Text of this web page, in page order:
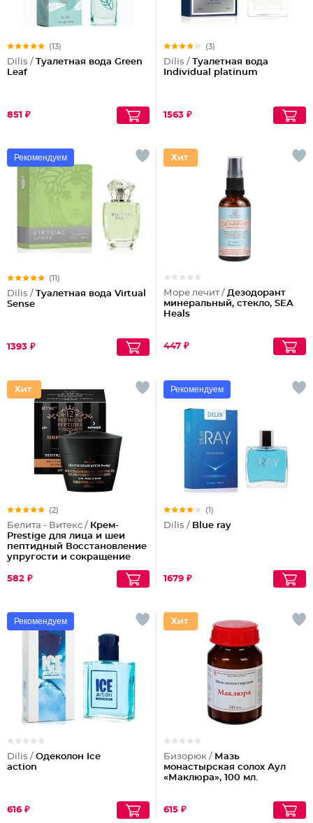
(13)
Dilis / Туалетная вода Green
Leaf
851 ₽
(3)
Dilis / Туалетная вода
Individual platinum
1563 ₽
Рекомендуем
(11)
Dilis / Туалетная вода Virtual
Sense
1393 ₽
Море лечит / Дезодорант
минеральный, стекло, SEA
Heals
447 ₽
(2)
Белита - Витекс / Крем-
Prestige для лица и шеи
пептидный Восстановление
упругости и сокращение
582 ₽
Рекомендуем
(1)
Dilis / Blue ray
1679 ₽
Рекомендуем
Dilis / Одеколон Ice
action
616 ₽
Бизорюк / Мазь
монастырская солох Аул
«Маклюра», 100 мл.
615 ₽